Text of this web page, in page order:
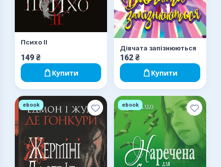
Психо ІІ
149 ₴
Купити
Дівчата запізнюються
162 ₴
Купити
ebook ebook